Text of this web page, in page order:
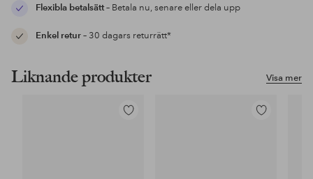
Flexibla betalsätt– Betala nu, senare eller dela upp
Enkel retur– 30 dagars returrätt*
Visa mer
Liknande produkter
Lägg
Lägg